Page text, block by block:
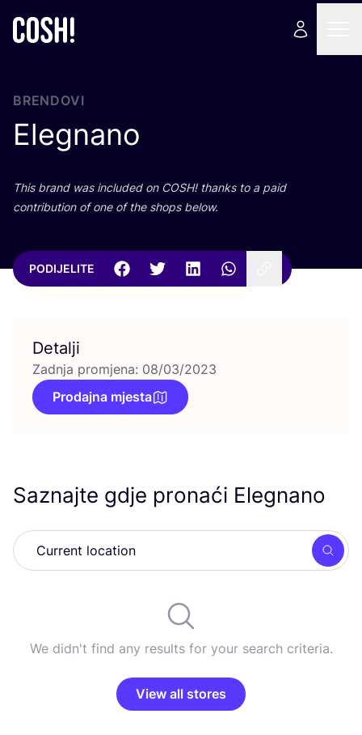
BRENDOVI
Elegnano
This brand was inclu­ded on COSH! than­ks to a paid
con­tri­bu­ti­on of one of the shops below.
PODIJELITE
Detalji
Zadnja promjena: 08/03/2023
Prodajna mjesta
Saznajte gdje pronaći Elegnano
We didn't find any results for your search criteria.
View all stores